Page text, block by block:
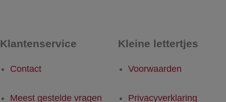
Klantenservice
Contact
Meest gestelde vragen
Kleine lettertjes
Voorwaarden
Privacyverklaring